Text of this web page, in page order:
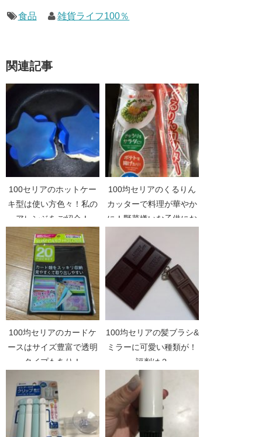
食品 雑貨ライフ100％
関連記事
100セリアのホットケー
キ型は使い方色々！私の
アレンジをご紹介！
100均セリアのくるりん
カッターで料理が華やか
に！野菜嫌いな子供にお
すすめ！
100均セリアのカードケ
ースはサイズ豊富で透明
タイプもあり！
100均セリアの髪ブラシ&
ミラーに可愛い種類が！
評判は？